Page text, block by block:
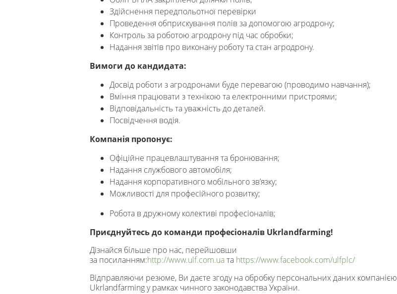
Здійснення передпольотної перевірки
Проведення обприскування полів за допомогою агродрону;
Контроль за роботою агродрону під час обробки;
Надання звітів про виконану роботу та стан агродрону.
Вимоги до кандидата:
Досвід роботи з агродронами буде перевагою (проводимо навчання);
Вміння працювати з технікою та електронними пристроями;
Відповідальність та уважність до деталей.
Посвідчення водія.
Компанія пропонує:
Офіційне працевлаштування та бронювання;
Надання службового автомобіля;
Надання корпоративного мобільного зв’язку;
Можливості для професійного розвитку;
Робота в дружному колективі професіоналів;
Приєднуйтесь до команди професіоналів Ukrlandfarming!
Дізнайся більше про нас, перейшовши
за посиланням:http://www.ulf.com.uaта https://www.facebook.com/ulfplc/
Відправляючи резюме, Ви даєте згоду на обробку персональних даних компанією
Ukrlandfarming у рамках чинного законодавства України.